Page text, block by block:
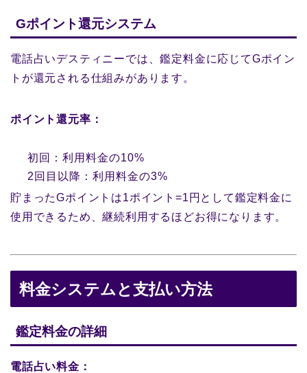
Gポイント還元システム
電話占いデスティニーでは、鑑定料金に応じてGポイン
トが還元される仕組みがあります。
ポイント還元率：
初回：利用料金の10%
2回目以降：利用料金の3%
貯まったGポイントは1ポイント=1円として鑑定料金に
使用できるため、継続利用するほどお得になります。
料金システムと支払い方法
鑑定料金の詳細
電話占い料金：